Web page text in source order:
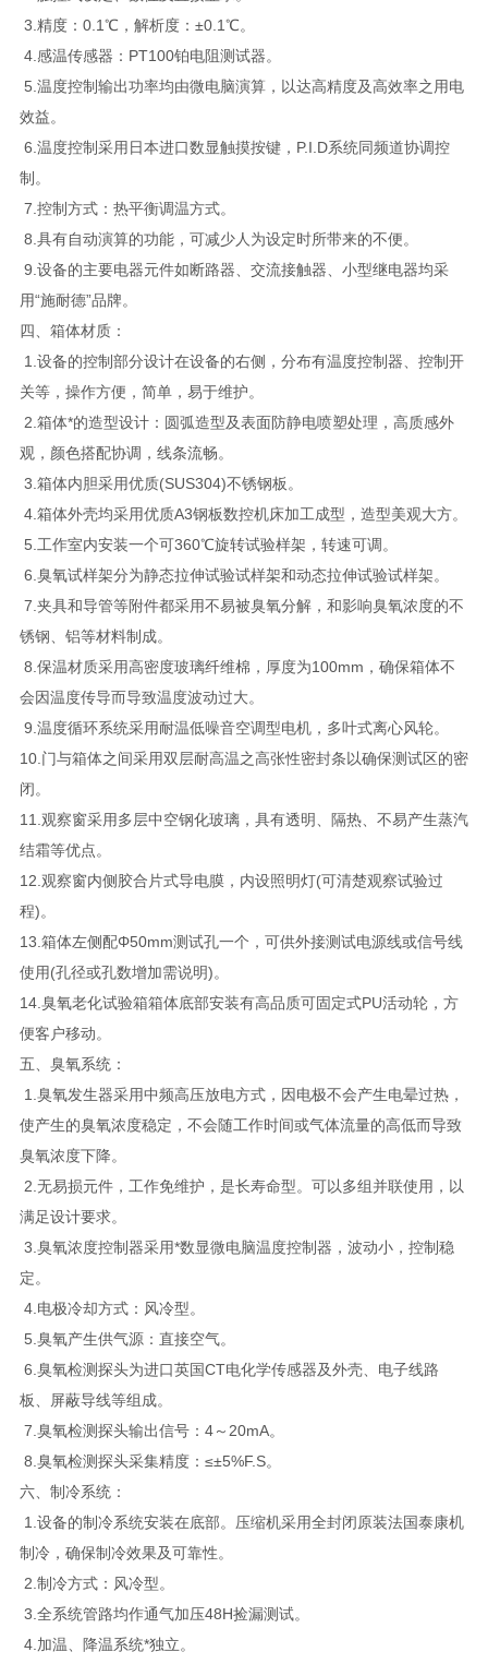
3.精度：0.1℃，解析度：±0.1℃。
4.感温传感器：PT100铂电阻测试器。
5.温度控制输出功率均由微电脑演算，以达高精度及高效率之用电
效益。
6.温度控制采用日本进口数显触摸按键，P.I.D系统同频道协调控
制。
7.控制方式：热平衡调温方式。
8.具有自动演算的功能，可减少人为设定时所带来的不便。
9.设备的主要电器元件如断路器、交流接触器、小型继电器均采
用“施耐德”品牌。
四、箱体材质：
1.设备的控制部分设计在设备的右侧，分布有温度控制器、控制开
关等，操作方便，简单，易于维护。
2.箱体*的造型设计：圆弧造型及表面防静电喷塑处理，高质感外
观，颜色搭配协调，线条流畅。
3.箱体内胆采用优质(SUS304)不锈钢板。
4.箱体外壳均采用优质A3钢板数控机床加工成型，造型美观大方。
5.工作室内安装一个可360℃旋转试验样架，转速可调。
6.臭氧试样架分为静态拉伸试验试样架和动态拉伸试验试样架。
7.夹具和导管等附件都采用不易被臭氧分解，和影响臭氧浓度的不
锈钢、铝等材料制成。
8.保温材质采用高密度玻璃纤维棉，厚度为100mm，确保箱体不
会因温度传导而导致温度波动过大。
9.温度循环系统采用耐温低噪音空调型电机，多叶式离心风轮。
10.门与箱体之间采用双层耐高温之高张性密封条以确保测试区的密
闭。
11.观察窗采用多层中空钢化玻璃，具有透明、隔热、不易产生蒸汽
结霜等优点。
12.观察窗内侧胶合片式导电膜，内设照明灯(可清楚观察试验过
程)。
13.箱体左侧配Φ50mm测试孔一个，可供外接测试电源线或信号线
使用(孔径或孔数增加需说明)。
14.臭氧老化试验箱箱体底部安装有高品质可固定式PU活动轮，方
便客户移动。
五、臭氧系统：
1.臭氧发生器采用中频高压放电方式，因电极不会产生电晕过热，
使产生的臭氧浓度稳定，不会随工作时间或气体流量的高低而导致
臭氧浓度下降。
2.无易损元件，工作免维护，是长寿命型。可以多组并联使用，以
满足设计要求。
3.臭氧浓度控制器采用*数显微电脑温度控制器，波动小，控制稳
定。
4.电极冷却方式：风冷型。
5.臭氧产生供气源：直接空气。
6.臭氧检测探头为进口英国CT电化学传感器及外壳、电子线路
板、屏蔽导线等组成。
7.臭氧检测探头输出信号：4～20mA。
8.臭氧检测探头采集精度：≤±5%F.S。
六、制冷系统：
1.设备的制冷系统安装在底部。压缩机采用全封闭原装法国泰康机
制冷，确保制冷效果及可靠性。
2.制冷方式：风冷型。
3.全系统管路均作通气加压48H捡漏测试。
4.加温、降温系统*独立。